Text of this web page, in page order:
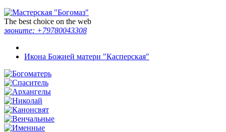
The best choice on the web
звоните: +79780043308
Икона Божией матери "Касперская"